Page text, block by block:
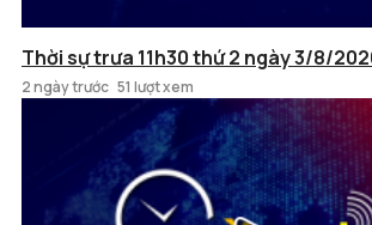
Thời sự trưa 11h30 thứ 2 ngày 3/8/
2 ngày trước 51 lượt xem